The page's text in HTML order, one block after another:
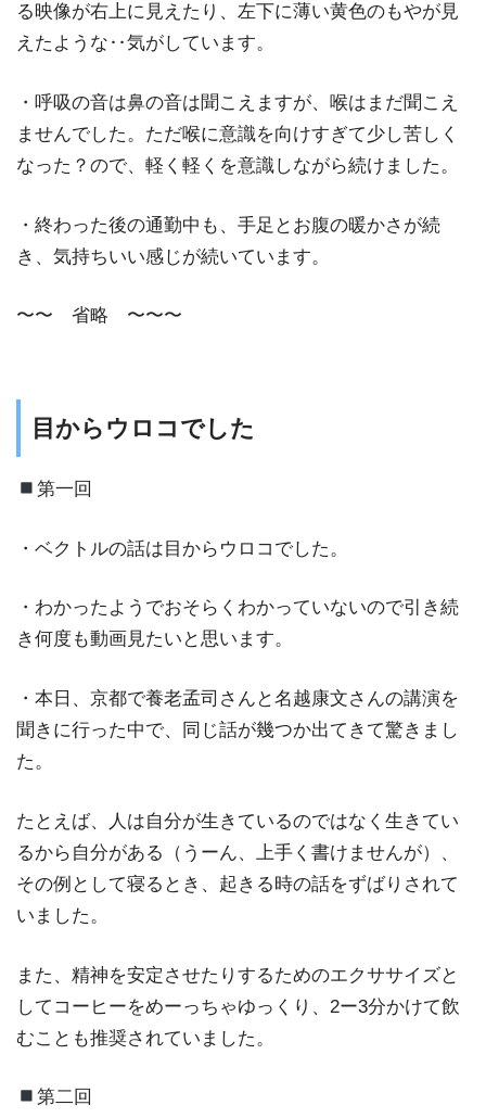
る映像が右上に見えたり、左下に薄い黄色のもやが見
えたような‥気がしています。
・呼吸の音は鼻の音は聞こえますが、喉はまだ聞こえ
ませんでした。ただ喉に意識を向けすぎて少し苦しく
なった？ので、軽く軽くを意識しながら続けました。
・終わった後の通勤中も、手足とお腹の暖かさが続
き、気持ちいい感じが続いています。
〜〜 省略 〜〜〜
目からウロコでした
第一回
・ベクトルの話は目からウロコでした。
・わかったようでおそらくわかっていないので引き続
き何度も動画見たいと思います。
・本日、京都で養老孟司さんと名越康文さんの講演を
聞きに行った中で、同じ話が幾つか出てきて驚きまし
た。
たとえば、人は自分が生きているのではなく生きてい
るから自分がある（うーん、上手く書けませんが）、
その例として寝るとき、起きる時の話をずばりされて
いました。
また、精神を安定させたりするためのエクササイズと
してコーヒーをめーっちゃゆっくり、2ー3分かけて飲
むことも推奨されていました。
第二回